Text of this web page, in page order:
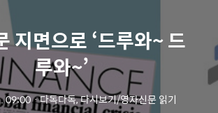
지면으로 ‘드루와~ 드
루와~’
09:00ㆍ다독다독, 다시보기/영자신문 읽기